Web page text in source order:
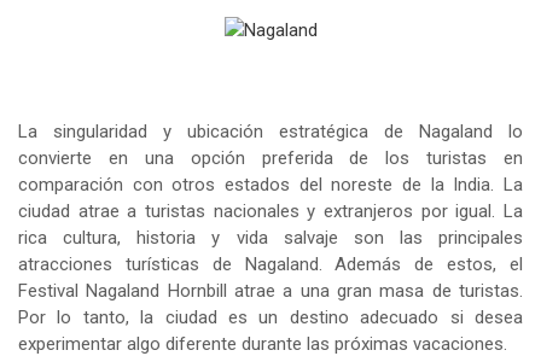
La singularidad y ubicación estratégica de Nagaland lo
convierte en una opción preferida de los turistas en
comparación con otros estados del noreste de la India. La
ciudad atrae a turistas nacionales y extranjeros por igual. La
rica cultura, historia y vida salvaje son las principales
atracciones turísticas de Nagaland. Además de estos, el
Festival Nagaland Hornbill atrae a una gran masa de turistas.
Por lo tanto, la ciudad es un destino adecuado si desea
experimentar algo diferente durante las próximas vacaciones.